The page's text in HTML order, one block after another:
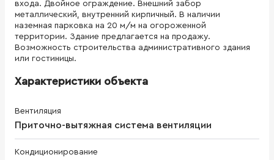
входа. Двойное ограждение. Внешний забор
металлический, внутренний кирпичный. В наличии
наземная парковка на 20 м/м на огороженной
территории. Здание предлагается на продажу.
Возможность строительства административного здания
или гостиницы.
Характеристики объекта
Вентиляция
Приточно-вытяжная система вентиляции
Кондиционирование